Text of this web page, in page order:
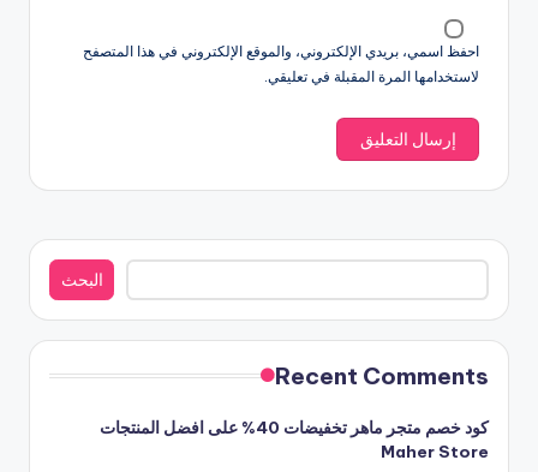
احفظ اسمي، بريدي الإلكتروني، والموقع الإلكتروني في هذا المتصفح
لاستخدامها المرة المقبلة في تعليقي.
البحث
البحث
Recent Comments
كود خصم متجر ماهر تخفيضات 40% على افضل المنتجات
Maher Store